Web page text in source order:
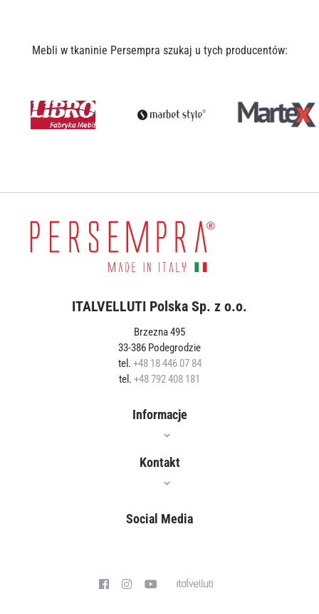
Mebli w tkaninie Persempra szukaj u tych producentów:
ITALVELLUTI Polska Sp. z o.o.
Brzezna 495
33-386 Podegrodzie
tel. +48 18 446 07 84
tel. +48 792 408 181
Informacje
Oferta
Jak czyścić?
Właściwości
Kontakt
Social Media